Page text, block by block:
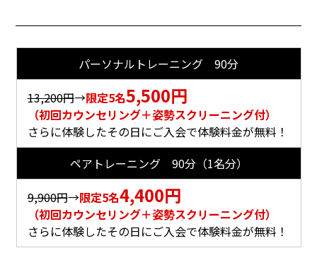
パーソナルトレーニング 90分
13,200円→限定5名5,500円
（初回カウンセリング＋姿勢スクリーニング付）
さらに体験したその日にご入会で体験料金が無料！
ペアトレーニング 90分（1名分）
9,900円→限定5名4,400円
（初回カウンセリング＋姿勢スクリーニング付）
さらに体験したその日にご入会で体験料金が無料！